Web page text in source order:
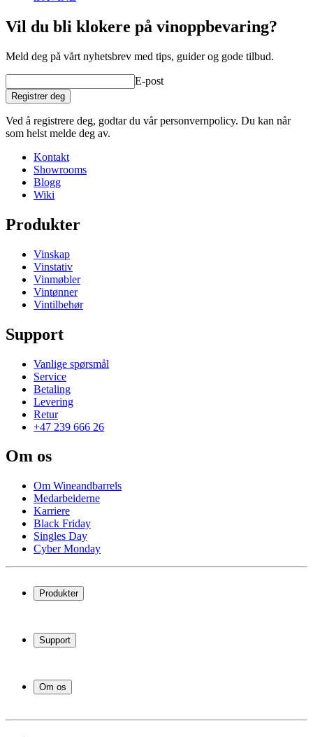
Vil du bli klokere på vinoppbevaring?
Meld deg på vårt nyhetsbrev med tips, guider og gode tilbud.
E-post
Registrer deg
Ved å registrere deg, godtar du vår personvernpolicy. Du kan når
som helst melde deg av.
Kontakt
Showrooms
Blogg
Wiki
Produkter
Vinskap
Vinstativ
Vinmøbler
Vintønner
Vintilbehør
Support
Vanlige spørsmål
Service
Betaling
Levering
Retur
+47 239 666 26
Om os
Om Wineandbarrels
Medarbeiderne
Karriere
Black Friday
Singles Day
Cyber Monday
Produkter
Vinstativ
Vinmøbler
Support
Service
Betaling
Retur
Om os